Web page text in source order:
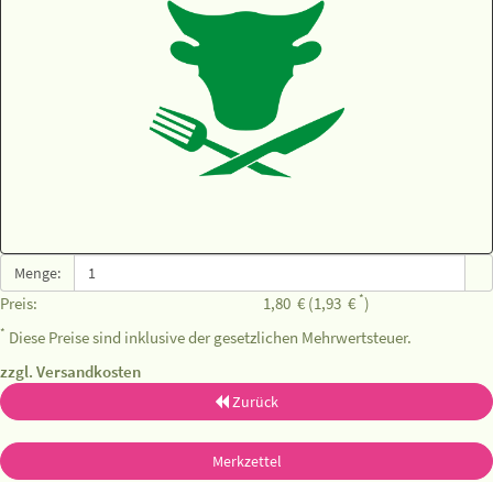
Menge:
Preis: 1,80 € (1,93 € *)
* Diese Preise sind inklusive der gesetzlichen Mehrwertsteuer.
zzgl. Versandkosten
Zurück
Merkzettel